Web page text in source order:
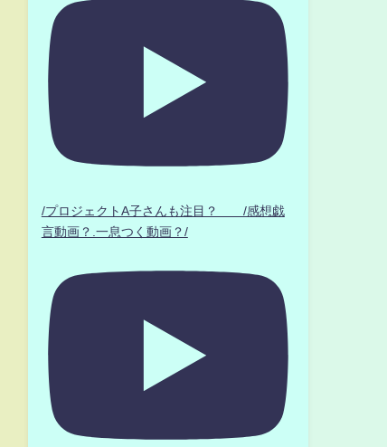
/プロジェクトA子さんも注目？ /感想戯
言動画？.一息つく動画？/